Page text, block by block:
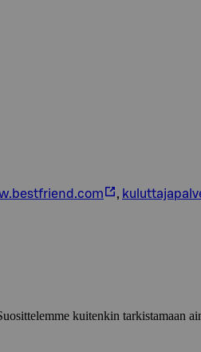
,
kuitenkin tarkistamaan